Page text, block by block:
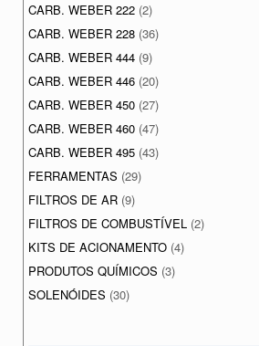
CARB. WEBER 222 (2)
CARB. WEBER 228 (36)
CARB. WEBER 444 (9)
CARB. WEBER 446 (20)
CARB. WEBER 450 (27)
CARB. WEBER 460 (47)
CARB. WEBER 495 (43)
FERRAMENTAS (29)
FILTROS DE AR (9)
FILTROS DE COMBUSTÍVEL (2)
KITS DE ACIONAMENTO (4)
PRODUTOS QUÍMICOS (3)
SOLENÓIDES (30)